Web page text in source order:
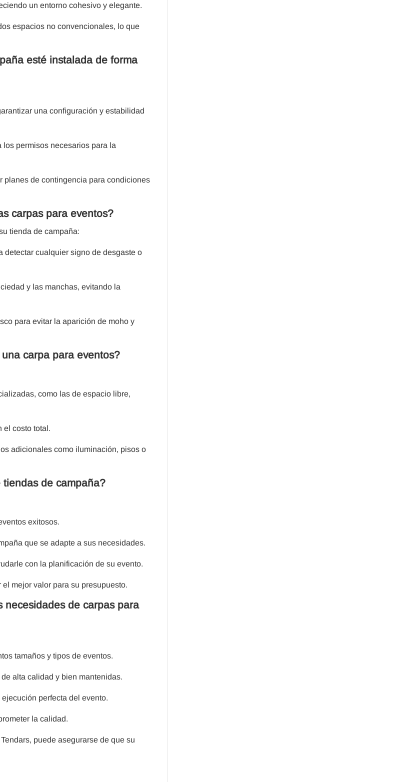
un entorno cohesivo y elegante.
espacios no convencionales, lo que
esté instalada de forma
una configuración y estabilidad
permisos necesarios para la
planes de contingencia para condiciones
carpas para eventos?
tienda de campaña:
detectar cualquier signo de desgaste o
y las manchas, evitando la
para evitar la aparición de moho y
carpa para eventos?
como las de espacio libre,
el costo total.
adicionales como iluminación, pisos o
de campaña?
exitosos.
que se adapte a sus necesidades.
con la planificación de su evento.
mejor valor para su presupuesto.
necesidades de carpas para
tamaños y tipos de eventos.
alta calidad y bien mantenidas.
perfecta del evento.
la calidad.
puede asegurarse de que su